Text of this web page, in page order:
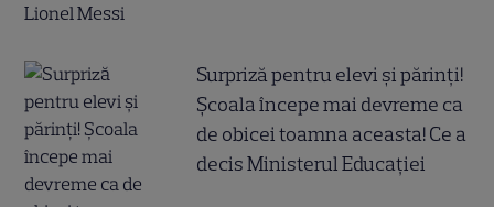
Surpriză pentru elevi și părinți!
Școala începe mai devreme ca
de obicei toamna aceasta! Ce a
decis Ministerul Educației